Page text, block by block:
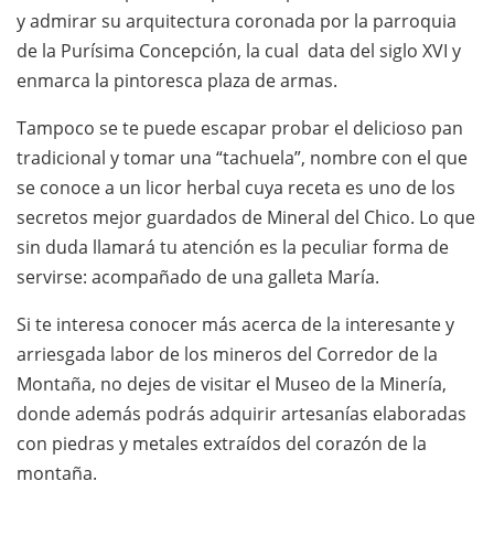
y admirar su arquitectura coronada por la parroquia
de la Purísima Concepción, la cual data del siglo XVI y
enmarca la pintoresca plaza de armas.
Tampoco se te puede escapar probar el delicioso pan
tradicional y tomar una “tachuela”, nombre con el que
se conoce a un licor herbal cuya receta es uno de los
secretos mejor guardados de Mineral del Chico. Lo que
sin duda llamará tu atención es la peculiar forma de
servirse: acompañado de una galleta María.
Si te interesa conocer más acerca de la interesante y
arriesgada labor de los mineros del Corredor de la
Montaña, no dejes de visitar el Museo de la Minería,
donde además podrás adquirir artesanías elaboradas
con piedras y metales extraídos del corazón de la
montaña.